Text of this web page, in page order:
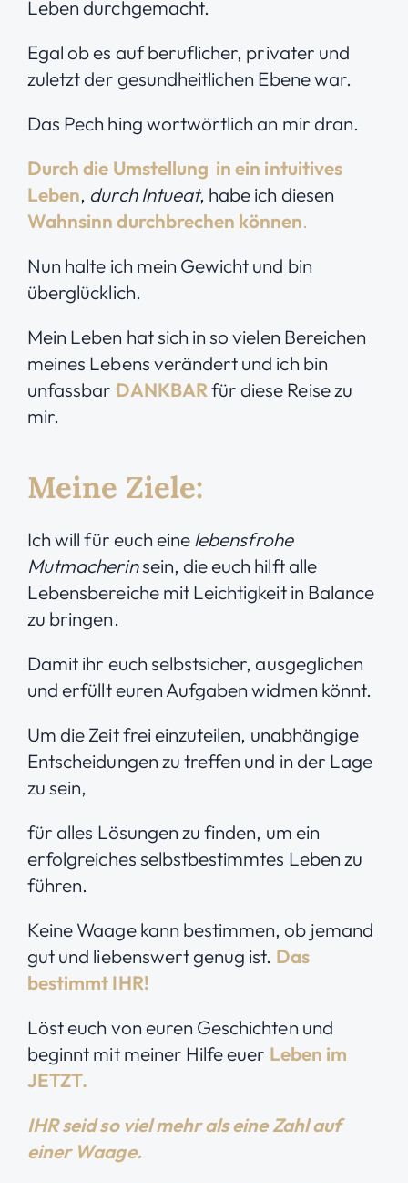
Leben durchgemacht.
Egal ob es auf beruflicher, privater und
zuletzt der gesundheitlichen Ebene war.
Das Pech hing wortwörtlich an mir dran.
Durch die Umstellung in ein intuitives
Leben, durch Intueat, habe ich diesen
Wahnsinn durchbrechen können.
Nun halte ich mein Gewicht und bin
überglücklich.
Mein Leben hat sich in so vielen Bereichen
meines Lebens verändert und ich bin
unfassbar DANKBARfür diese Reise zu
mir.
Meine Ziele:
Ich will für euch einelebensfrohe
Mutmacherinsein, die euch hilft alle
Lebensbereiche mit Leichtigkeit in Balance
zu bringen.
Damit ihr euch selbstsicher, ausgeglichen
und erfüllt euren Aufgaben widmen könnt.
Um die Zeit frei einzuteilen, unabhängige
Entscheidungen zu treffen und in der Lage
zu sein,
für alles Lösungen zu finden, um ein
erfolgreiches selbstbestimmtes Leben zu
führen.
KeineWaagekann bestimmen, ob jemand
gut und liebenswert genug ist. Das
bestimmt IHR!
Löst euch von euren Geschichten und
beginnt mit meiner Hilfe euer Leben im
JETZT.
IHR seid so viel mehr als eine Zahl auf
einer Waage.